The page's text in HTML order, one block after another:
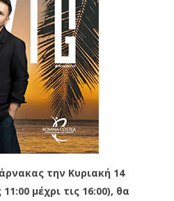
την Κυριακή 14
μέχρι τις 16:00), θα